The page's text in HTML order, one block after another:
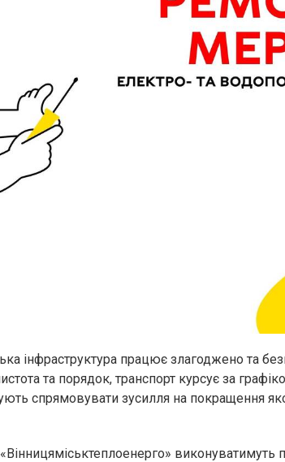
інфраструктура працює злагоджено та
та порядок, транспорт курсує за
спрямовувати зусилля на покращення
виконуватимуть